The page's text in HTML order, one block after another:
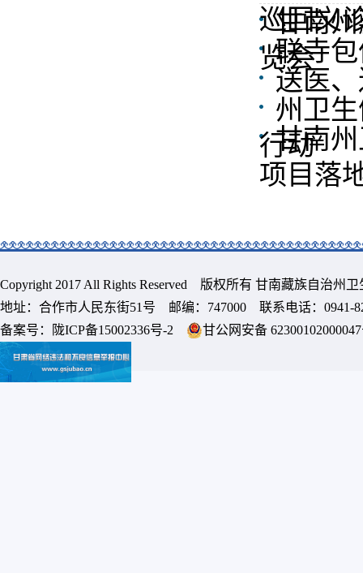
巡回义
甘南
览会
联寺
送医
州卫
行动
甘南
项目落
Copyright 2017 All Rights Reserved 版权所有 甘南藏族自治州
地址：合作市人民东街51号 邮编：747000 联系电话：0941-
备案号：
陇ICP备15002336号-2 甘公网安备